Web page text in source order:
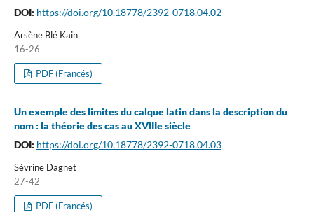
DOI: https://doi.org/10.18778/2392-0718.04.02
Arsène Blé Kain
16-26
PDF (Francés)
Un exemple des limites du calque latin dans la description du
nom : la théorie des cas au XVIIIe siècle
DOI: https://doi.org/10.18778/2392-0718.04.03
Sévrine Dagnet
27-42
PDF (Francés)